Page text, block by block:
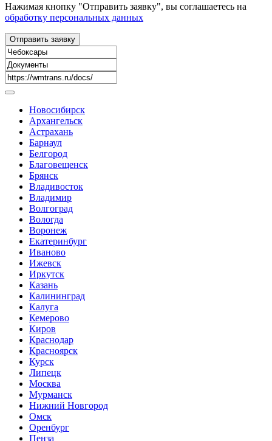
Нажимая кнопку "Отправить заявку", вы соглашаетесь на
обработку персональных данных
Новосибирск
Архангельск
Астрахань
Барнаул
Белгород
Благовещенск
Брянск
Владивосток
Владимир
Волгоград
Вологда
Воронеж
Екатеринбург
Иваново
Ижевск
Иркутск
Казань
Калининград
Калуга
Кемерово
Киров
Краснодар
Красноярск
Курск
Липецк
Москва
Мурманск
Нижний Новгород
Омск
Оренбург
Пенза